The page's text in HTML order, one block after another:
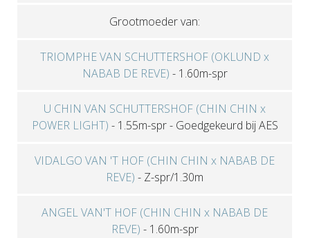
Grootmoeder van:
TRIOMPHE VAN SCHUTTERSHOF (OKLUND x
NABAB DE REVE) - 1.60m-spr
U CHIN VAN SCHUTTERSHOF (CHIN CHIN x
POWER LIGHT) - 1.55m-spr- Goedgekeurd bij AES
VIDALGO VAN 'T HOF (CHIN CHIN x NABAB DE
REVE) - Z-spr/1.30m
ANGEL VAN'T HOF (CHIN CHIN x NABAB DE
REVE) - 1.60m-spr